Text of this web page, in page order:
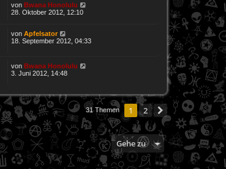
von Bwana Honolulu
28. Oktober 2012, 12:10
von Apfelsator
18. September 2012, 04:33
von Bwana Honolulu
3. Juni 2012, 14:48
31 Themen 1 2 Nächste
Gehe zu